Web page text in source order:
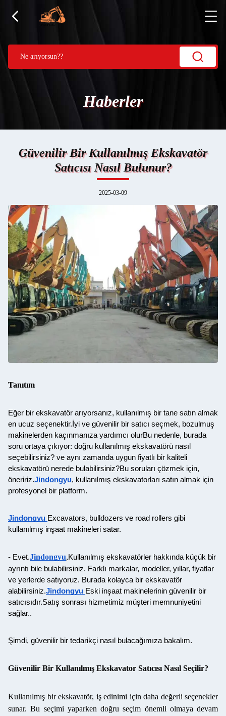
Haberler
Güvenilir Bir Kullanılmış Ekskavatör
Satıcısı Nasıl Bulunur?
2025-03-09
Tanıtım
Eğer bir ekskavatör arıyorsanız, kullanılmış bir tane satın almak
en ucuz seçenektir.İyi ve güvenilir bir satıcı seçmek, bozulmuş
makinelerden kaçınmanıza yardımcı olurBu nedenle, burada
soru ortaya çıkıyor: doğru kullanılmış ekskavatörü nasıl
seçebilirsiniz? ve aynı zamanda uygun fiyatlı bir kaliteli
ekskavatörü nerede bulabilirsiniz?Bu soruları çözmek için,
öneririz.Jindongyu, kullanılmış ekskavatorları satın almak için
profesyonel bir platform.
Jindongyu Excavators, bulldozers ve road rollers gibi
kullanılmış inşaat makineleri satar.
- Evet.Jindongyu,Kullanılmış ekskavatörler hakkında küçük bir
ayrıntı bile bulabilirsiniz. Farklı markalar, modeller, yıllar, fiyatlar
ve yerlerde satıyoruz. Burada kolayca bir ekskavatör
alabilirsiniz.Jindongyu Eski inşaat makinelerinin güvenilir bir
satıcısıdır.Satış sonrası hizmetimiz müşteri memnuniyetini
sağlar..
Şimdi, güvenilir bir tedarikçi nasıl bulacağımıza bakalım.
Güvenilir Bir Kullanılmış Ekskavator Satıcısı Nasıl Seçilir?
Kullanılmış bir ekskavatör, iş edinimi için daha değerli seçenekler
sunar. Bu seçimi yaparken doğru seçim önemli olmaya devam